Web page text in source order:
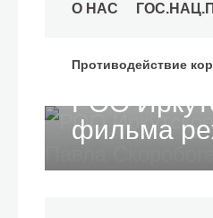
О НАС
Противодействие
РОО
фильма